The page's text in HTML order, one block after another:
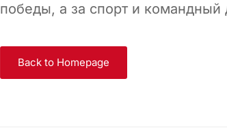
победы, а за спорт и командный
Back to Homepage